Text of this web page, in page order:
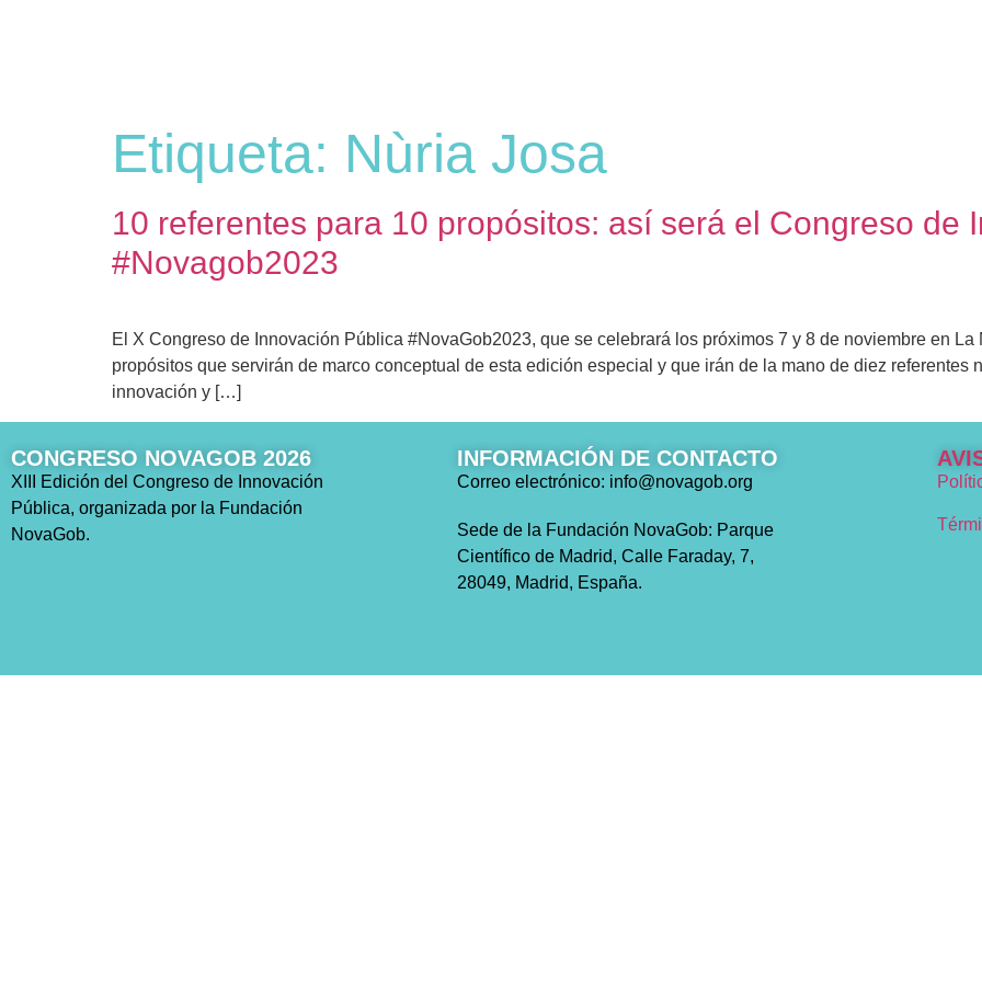
Etiqueta: Nùria Josa
10 referentes para 10 propósitos: así será el Congreso de
#Novagob2023
El X Congreso de Innovación Pública #NovaGob2023, que se celebrará los próximos 7 y 8 de noviembre en
propósitos que servirán de marco conceptual de esta edición especial y que irán de la mano de diez referentes
innovación y […]
CONGRESO NOVAGOB 2026
XIII Edición del Congreso de Innovación
Pública, organizada por la Fundación
NovaGob.
INFORMACIÓN DE CONTACTO
Correo electrónico: info@novagob.org
Sede de la Fundación NovaGob: Parque
Científico de Madrid, Calle Faraday, 7,
28049, Madrid, España.